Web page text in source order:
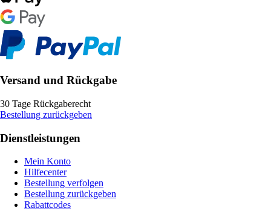
Versand und Rückgabe
30 Tage Rückgaberecht
Bestellung zurückgeben
Dienstleistungen
Mein Konto
Hilfecenter
Bestellung verfolgen
Bestellung zurückgeben
Rabattcodes